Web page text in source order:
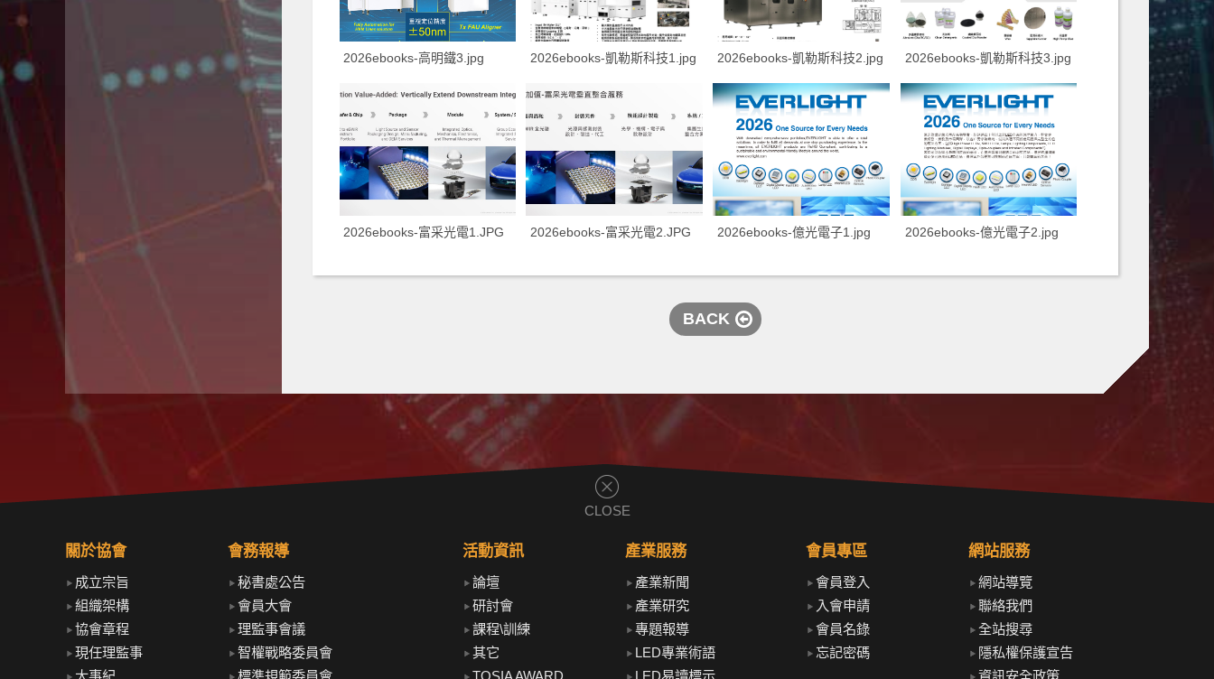
2026ebooks-高明鐵3.jpg 2026ebooks-凱勒斯科技1.jpg 2026ebooks-凱勒斯科技2.jpg 2026ebooks-凱勒斯科技3.jpg
2026ebooks-富采光電1.JPG 2026ebooks-富采光電2.JPG 2026ebooks-億光電子1.jpg 2026ebooks-億光電子2.jpg
BACK
CLOSE
關於協會
成立宗旨
組織架構
協會章程
現任理監事
大事紀
會務報導
秘書處公告
會員大會
理監事會議
智權戰略委員會
標準規範委員會
活動資訊
論壇
研討會
課程\訓練
其它
TOSIA AWARD
產業服務
產業新聞
產業研究
專題報導
LED專業術語
LED易讀標示
會員專區
會員登入
入會申請
會員名錄
忘記密碼
網站服務
網站導覽
聯絡我們
全站搜尋
隱私權保護宣告
資訊安全政策